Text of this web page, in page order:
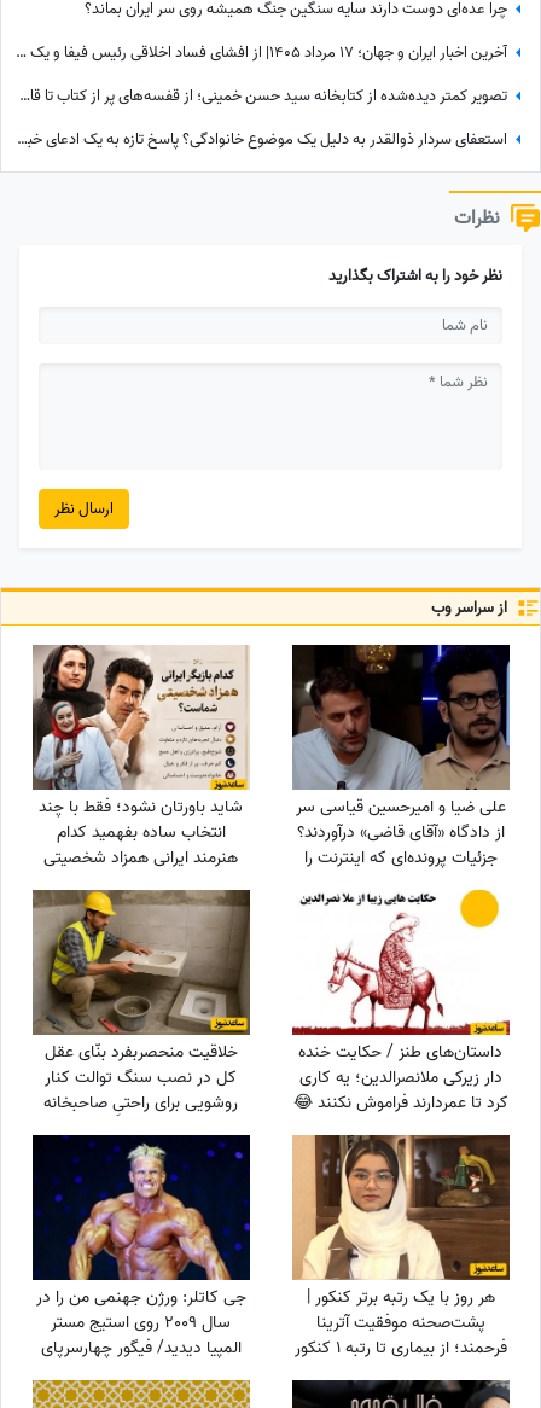
چرا عده‌ای دوست دارند سایه سنگین جنگ همیشه روی سر ایران بماند؟
آخرین اخبار ایران و جهان؛ 17 مرداد 1405| از افشای فساد اخلاقی رئیس فیفا و یک زن تا سوژه شدن جوراب‌های شهباز شریف
تصویر کمتر دیده‌شده از کتابخانه سید حسن خمینی؛ از قفسه‌های پر از کتاب تا قاب عکس رهبر شهید
استعفای سردار ذوالقدر به دلیل یک موضوع خانوادگی؟ پاسخ تازه به یک ادعای خبرساز
نظرات
نظر خود را به اشتراک بگذارید
ارسال نظر
از سراسر وب
علی ضیا و امیرحسین قیاسی سر
از دادگاه «آقای قاضی» درآوردند؟
جزئیات پرونده‌ای که اینترنت را
شاید باورتان نشود؛ فقط با چند
انتخاب ساده بفهمید کدام
هنرمند ایرانی همزاد شخصیتی
شماست! از شوخ‌طبعی نعیمه
نظام‌دوست تا احساسات عمیق
شهاب حسینی؛ شما شبیه
کدام‌یک هستید؟
داستان‌های طنز / حکایت خنده
دار زیرکی ملانصرالدین؛ یه کاری
کرد تا عمردارند فراموش نکنند 😂
+ ویدئو
خلاقیت منحصربفرد بنّای عقل
کل در نصب سنگ توالت کنار
روشویی برای راحتیِ صاحبخانه
مرزهای معماری رو کیلومترها
جابجا کرد+ عکس/ و هنری که
نزد بناها هست و بس😂
هر روز با یک رتبه برتر کنکور |
پشت‌صحنه موفقیت آترینا
فرحمند؛ از بیماری تا رتبه 1 کنکور
تجربی
جی کاتلر: ورژن جهنمی من را در
سال 2009 روی استیج مستر
المپیا دیدید/ فیگور چهارسرپای
من تکرارنشدنی است +فیلم